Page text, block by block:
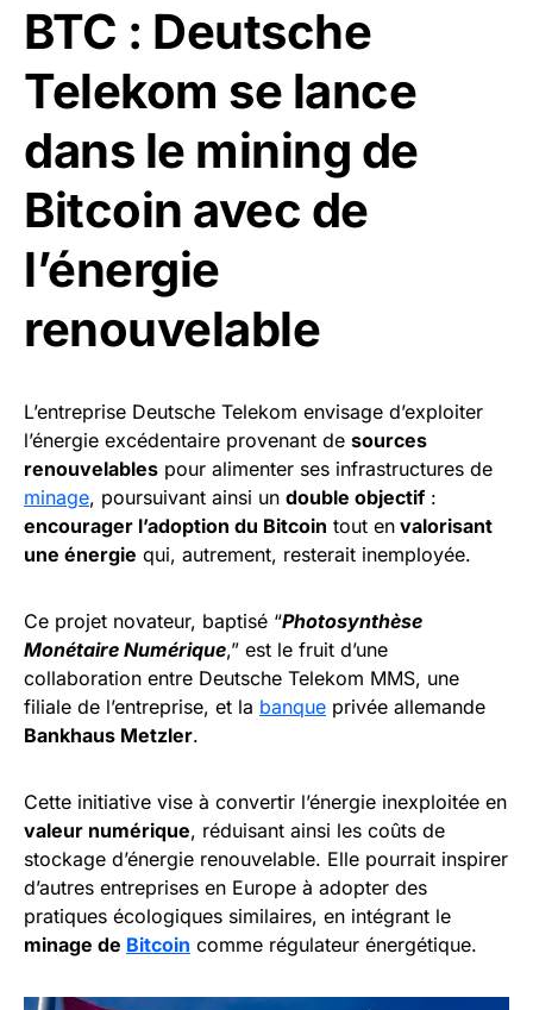
BTC : Deutsche
Telekom se lance
dans le mining de
Bitcoin avec de
l’énergie
renouvelable
L’entreprise Deutsche Telekom envisage d’exploiter
l’énergie excédentaire provenant de sources
renouvelables pour alimenter ses infrastructures de
minage, poursuivant ainsi un double objectif:
encourager l’adoption du Bitcoin tout en valorisant
une énergie qui, autrement, resterait inemployée.
Ce projet novateur, baptisé “Photosynthèse
Monétaire Numérique,” est le fruit d’une
collaboration entre Deutsche Telekom MMS, une
filiale de l’entreprise, et la banque privée allemande
Bankhaus Metzler.
Cette initiative vise à convertir l’énergie inexploitée en
valeur numérique, réduisant ainsi les coûts de
stockage d’énergie renouvelable. Elle pourrait inspirer
d’autres entreprises en Europe à adopter des
pratiques écologiques similaires, en intégrant le
minage de Bitcoin comme régulateur énergétique.